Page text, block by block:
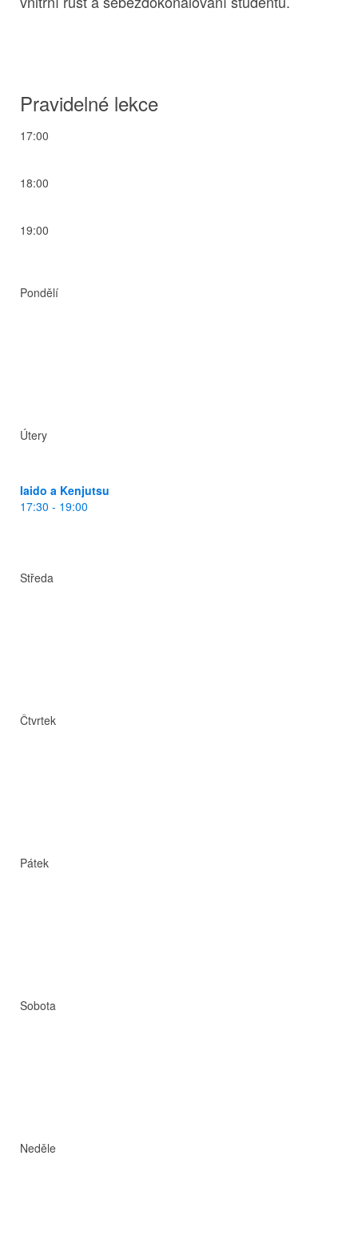
Pravidelné lekce
17:00
18:00
19:00
Pondělí
Útery
Iaido a Kenjutsu
17:30 - 19:00
Středa
Čtvrtek
Pátek
Sobota
Neděle